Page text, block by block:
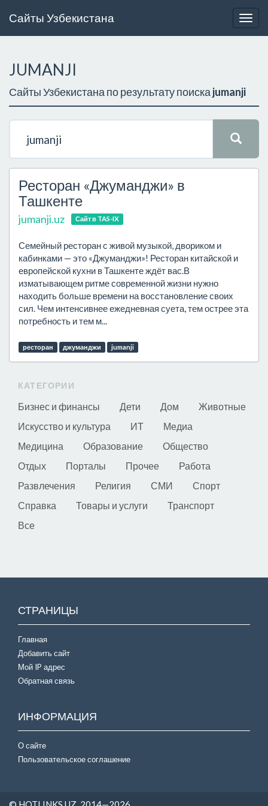
Сайты Узбекистана
JUMANJI
Сайты Узбекистана по результату поиска jumanji
Ресторан «Джуманджи» в
Ташкенте
jumanji.uz Сайт в TAS-IX
Семейный ресторан с живой музыкой, двориком и
кабинками — это «Джуманджи»! Ресторан китайской и
европейской кухни в Ташкенте ждёт вас.В
изматывающем ритме современной жизни нужно
находить больше времени на восстановление своих
сил. Чем интенсивнее ежедневная суета, тем острее эта
потребность и тем м...
ресторан джуманджи jumanji
КАТЕГОРИИ
Бизнес и финансы Дети Дом
Животные
Искусство и культура
ИТ
Медиа
Медицина
Образование
Общество
Отдых
Порталы Прочее
Работа
Развлечения
Религия СМИ
Спорт
Справка
Товары и услуги
Транспорт
Все
СТРАНИЦЫ
Главная
Добавить сайт
Мой IP адрес
Обратная связь
ИНФОРМАЦИЯ
О сайте
Пользовательское соглашение